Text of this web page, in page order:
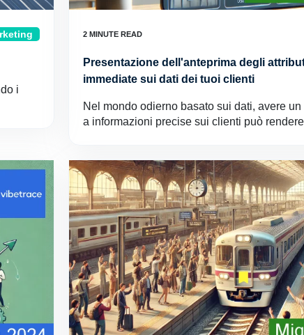
i
Presentazione dell'anteprima degli
immediate sui dati dei tuoi clienti
Nel mondo odierno basato sui dati, avere
a informazioni precise sui clienti può